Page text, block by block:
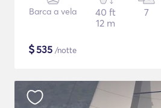
Barca a vela
40 ft
12 m
7
$535 /notte